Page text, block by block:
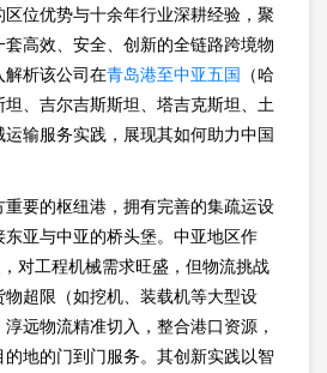
位优势与十余年行业深耕经验，聚
高效、安全、创新的全链路跨境物
解析该公司在青岛港至中亚五国 （哈
、吉尔吉斯斯坦、塔吉克斯坦、土
输服务实践，展现其如何助力中国
要的枢纽港，拥有完善的集疏运设
亚与中亚的桥头堡。中亚地区作
对工程机械需求旺盛，但物流挑战
超限（如挖机、装载机等大型设
远物流精准切入，整合港口资源，
地的门到门服务。其创新实践以智